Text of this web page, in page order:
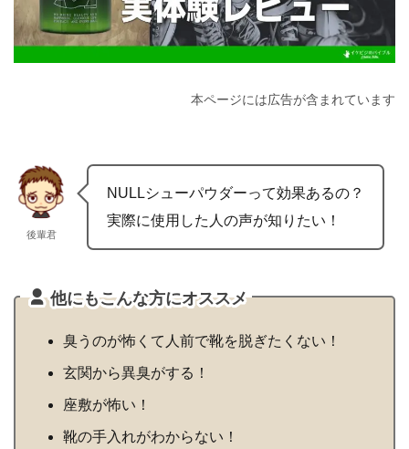
本ページには広告が含まれています
後輩君
NULLシューパウダーって効果あるの？
実際に使用した人の声が知りたい！
他にもこんな方にオススメ
臭うのが怖くて人前で靴を脱ぎたくない！
玄関から異臭がする！
座敷が怖い！
靴の手入れがわからない！